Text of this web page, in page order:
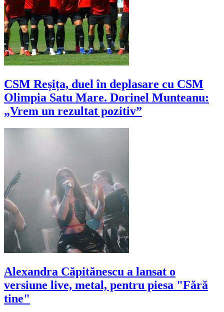
CSM Reșița, duel în deplasare cu CSM
Olimpia Satu Mare. Dorinel Munteanu:
„Vrem un rezultat pozitiv”
Alexandra Căpitănescu a lansat o
versiune live, metal, pentru piesa "Fără
tine"